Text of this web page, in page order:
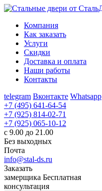
Компания
Как заказать
Услуги
Скидки
Доставка и оплата
Наши работы
Контакты
telegram Вконтакте Whatsapp
+7 (495) 641-64-54
+7 (925) 814-02-71
+7 (925) 065-10-12
с 9.00 до 21.00
Без выходных
Почта
info@stal-ds.ru
Заказать
замерщика Бесплатная
консультация